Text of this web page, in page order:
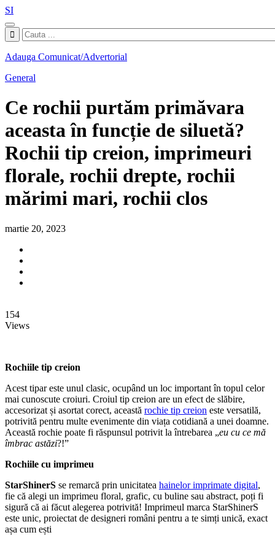
SI
Adauga Comunicat/Advertorial
General
Ce rochii purtăm primăvara
aceasta în funcție de siluetă?
Rochii tip creion, imprimeuri
florale, rochii drepte, rochii
mărimi mari, rochii clos
martie 20, 2023
154
Views
Rochiile tip creion
Acest tipar este unul clasic, ocupând un loc important în topul celor
mai cunoscute croiuri. Croiul tip creion are un efect de slăbire,
accesorizat și asortat corect, această rochie tip creion este versatilă,
potrivită pentru multe evenimente din viața cotidiană a unei doamne.
Această rochie poate fi răspunsul potrivit la întrebarea „eu cu ce mă
îmbrac astăzi?!”
Rochiile cu imprimeu
StarShinerS se remarcă prin unicitatea hainelor imprimate digital,
fie că alegi un imprimeu floral, grafic, cu buline sau abstract, poți fi
sigură că ai făcut alegerea potrivită! Imprimeul marca StarShinerS
este unic, proiectat de designeri români pentru a te simți unică, exact
așa cum ești